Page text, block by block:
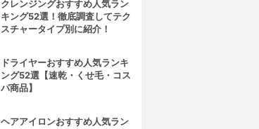
クレンジングおすすめ人気ラン
キング52選！徹底調査してテク
スチャータイプ別に紹介！
ドライヤーおすすめ人気ランキ
ング52選【速乾・くせ毛・コス
パ商品】
ヘアアイロンおすすめ人気ラン